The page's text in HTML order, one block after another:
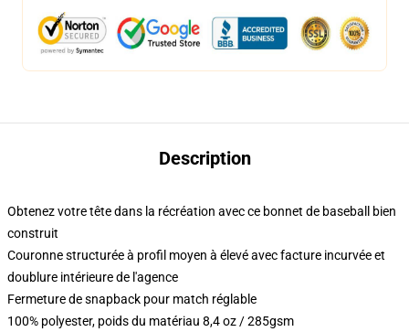
Description
Obtenez votre tête dans la récréation avec ce bonnet de baseball bien
construit
Couronne structurée à profil moyen à élevé avec facture incurvée et
doublure intérieure de l'agence
Fermeture de snapback pour match réglable
100% polyester, poids du matériau 8,4 oz / 285gsm